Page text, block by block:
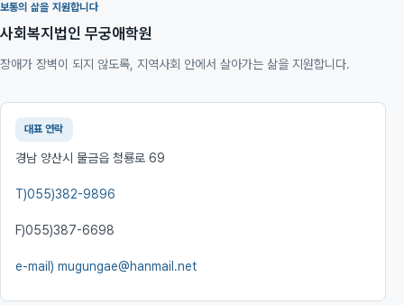
보통의 삶을 지원합니다
사회복지법인 무궁애학원
장애가 장벽이 되지 않도록, 지역사회 안에서 살아가는 삶을 지원합니다.
대표 연락
경남 양산시 물금읍 청룡로 69
T)055)382-9896
F)055)387-6698
e-mail) mugungae@hanmail.net